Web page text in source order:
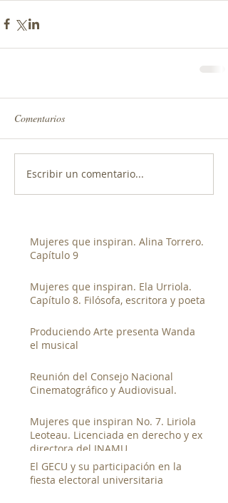
Comentarios
Escribir un comentario...
Mujeres que inspiran. Alina Torrero.
Capítulo 9
Mujeres que inspiran. Ela Urriola.
Capítulo 8. Filósofa, escritora y poeta
Produciendo Arte presenta Wanda
el musical
Reunión del Consejo Nacional
Cinematográfico y Audiovisual.
Mujeres que inspiran No. 7. Liriola
Leoteau. Licenciada en derecho y ex
directora del INAMU
El GECU y su participación en la
fiesta electoral universitaria